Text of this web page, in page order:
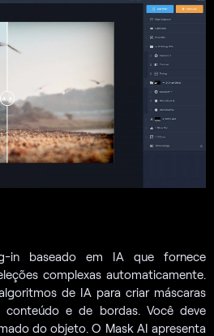
baseado em IA que fornece
complexas automaticamente.
de IA para criar máscaras
e de bordas. Você deve
do objeto. O Mask AI apresenta